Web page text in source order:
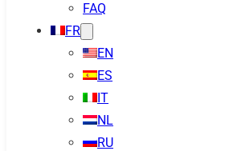
FAQ
FR
EN
ES
IT
NL
RU